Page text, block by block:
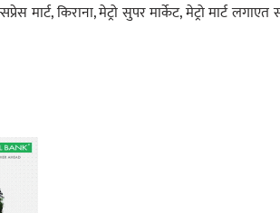
मार्ट, किराना, मेट्रो सुपर मार्केट, मेट्रो मार्ट लगाएत